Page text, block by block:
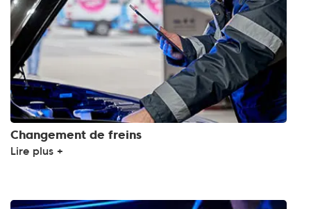
Changement de freins
Lire plus +